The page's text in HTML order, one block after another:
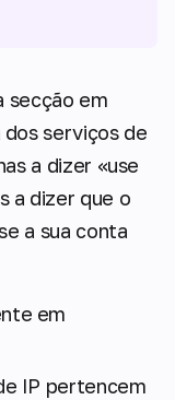
secção em
serviços de
a dizer «use
a dizer que o
a sua conta
em
IP pertencem